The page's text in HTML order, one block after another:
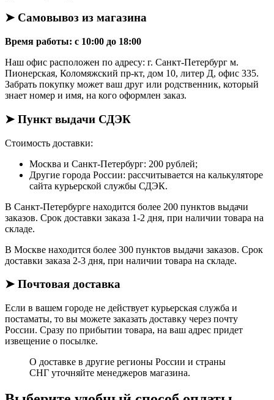
➤ Самовывоз из магазина
Время работы: с 10:00 до 18:00
Наш офис расположен по адресу: г. Санкт-Петербург м.
Пионерская, Коломяжский пр-кт, дом 10, литер Д, офис 335.
Забрать покупку может ваш друг или родственник, который
знает номер и имя, на кого оформлен заказ.
➤ Пункт выдачи СДЭК
Стоимость доставки:
Москва и Санкт-Петербург: 200 рублей;
Другие города России: рассчитывается на калькуляторе
сайта курьерской службы СДЭК.
В Санкт-Петербурге находится более 200 пунктов выдачи
заказов. Срок доставки заказа 1-2 дня, при наличии товара на
складе.
В Москве находится более 300 пунктов выдачи заказов. Срок
доставки заказа 2-3 дня, при наличии товара на складе.
➤ Почтовая доставка
Если в вашем городе не действует курьерская служба и
постаматы, то вы можете заказать доставку через почту
России. Сразу по прибытии товара, на ваш адрес придет
извещение о посылке.
О доставке в другие регионы России и страны
СНГ уточняйте менеджеров магазина.